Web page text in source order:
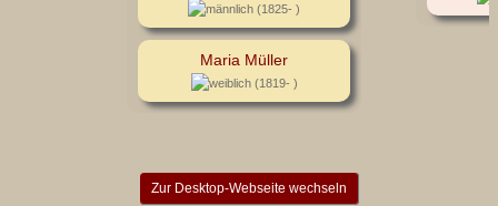
(1825- )
Maria Müller
(1819- )
Zur Desktop-Webseite wechseln